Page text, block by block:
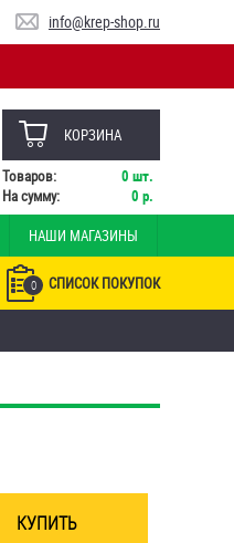
info@krep-shop.ru
КОРЗИНА
Товаров: 0 шт.
На сумму:
0 р.
НАШИ МАГАЗИНЫ
0 СПИСОК ПОКУПОК
КУПИТЬ